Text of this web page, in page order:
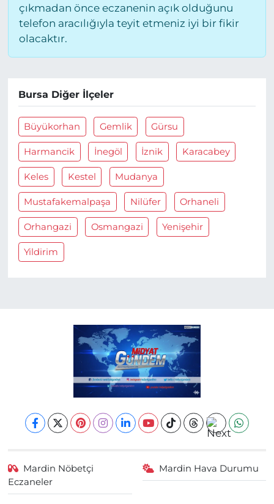
çıkmadan önce eczanenin açık olduğunu
telefon aracılığıyla teyit etmeniz iyi bir fikir
olacaktır.
Bursa Diğer İlçeler
Büyükorhan Gemlik Gürsu
Harmancik İnegöl İznik Karacabey
Keles Kestel Mudanya
Mustafakemalpaşa Nilüfer Orhaneli
Orhangazi Osmangazi Yenişehir
Yildirim
Mardin Nöbetçi
Eczaneler
Mardin Hava Durumu